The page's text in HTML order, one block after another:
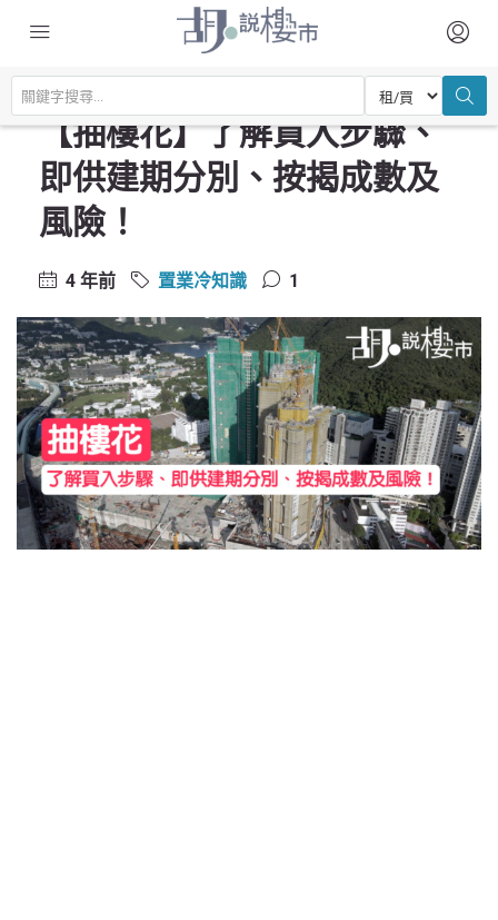
主頁
置業冷知識
【抽樓花】了解買入步驟、即供建期分別、按揭成數及風險！
【抽樓花】了解買入步驟、
即供建期分別、按揭成數及
風險！
4 年前 置業冷知識 1